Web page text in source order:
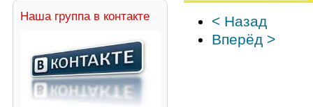
Наша группа в контакте
< Назад
Вперёд >